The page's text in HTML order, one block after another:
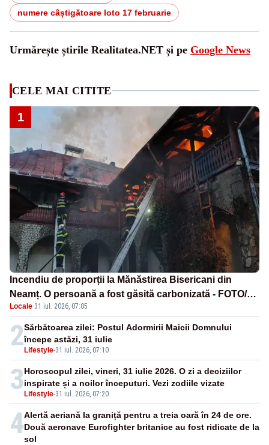
numere câștigătoare loto 17 februarie
Urmărește știrile Realitatea.NET și pe Google News
CELE MAI CITITE
1
Incendiu de proporții la Mănăstirea Bisericani din
Neamț. O persoană a fost găsită carbonizată - FOTO/
VIDEO
Locale·31 iul. 2026, 07:05
2 Lifestyle-31 iul. 2026, 07:10
Sărbătoarea zilei: Postul Adormirii Maicii Domnului
începe astăzi, 31 iulie
3 Lifestyle-31 iul. 2026, 07:20
Horoscopul zilei, vineri, 31 iulie 2026. O zi a deciziilor
inspirate și a noilor începuturi. Vezi zodiile vizate
4Alertă aeriană la graniță pentru a treia oară în 24 de ore.
Două aeronave Eurofighter britanice au fost ridicate de la
sol